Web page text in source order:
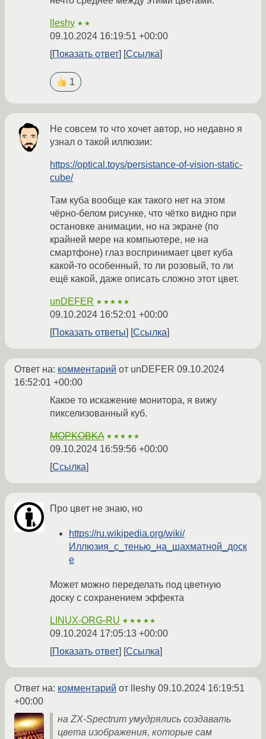
lleshy ★★
09.10.2024 16:19:51 +00:00
Показать ответ
Ссылка
1
Не совсем то что хочет автор, но недавно я
узнал о такой иллюзии:
https://optical.toys/persistance-of-vision-static-
cube/
Там куба вообще как такого нет на этом
чëрно-белом рисунке, что чëтко видно при
остановке анимации, но на экране (по
крайней мере на компьютере, не на
смартфоне) глаз воспринимает цвет куба
какой-то особенный, то ли розовый, то ли
ещё какой, даже описать сложно этот цвет.
unDEFER ★★★★★
09.10.2024 16:52:01 +00:00
Показать ответы
Ссылка
Ответ на: комментарий от unDEFER 09.10.2024
16:52:01 +00:00
Какое то искажение монитора, я вижу
пикселизованный куб.
MOPKOBKA ★★★★★
09.10.2024 16:59:56 +00:00
Ссылка
Про цвет не знаю, но
https://ru.wikipedia.org/wiki/
Иллюзия_с_тенью_на_шахматной_доск
е
Может можно переделать под цветную
доску с сохранением эффекта
LINUX-ORG-RU ★★★★★
09.10.2024 17:05:13 +00:00
Показать ответ
Ссылка
Ответ на: комментарий от lleshy 09.10.2024 16:19:51
+00:00
на ZX-Spectrum умудрялись создавать
цвета изображения, которые сам